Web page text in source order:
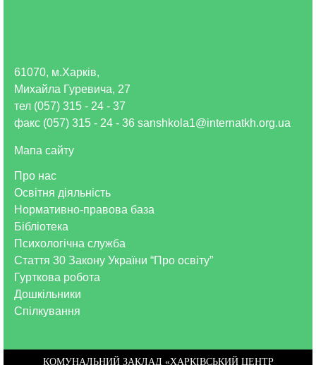
Про нас
Освітня діяльність
Нормативно-правова база
Бібліотека
Психологічна служба
Стаття 30 Закону України “Про освіту”
Гурткова робота
Дошкільники
Спілкування
61070, м.Харків,
Михайла Гуревича, 27
тел (057) 315 - 24 - 37
факс (057) 315 - 24 - 36 sanshkola1@internatkh.org.ua
Мапа сайту
КОМУНАЛЬНИЙ ЗАКЛАД «ХАРКІВСЬКИЙ ЦЕНТР